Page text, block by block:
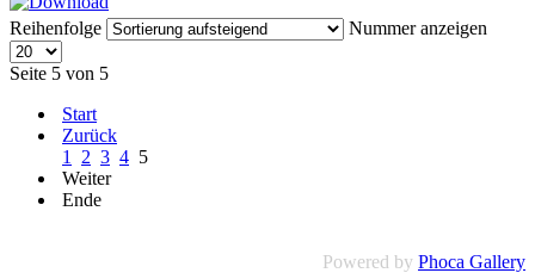
Reihenfolge Nummer anzeigen
Seite 5 von 5
Start
Zurück
1
2 3 4 5
Weiter
Ende
Powered by Phoca Gallery